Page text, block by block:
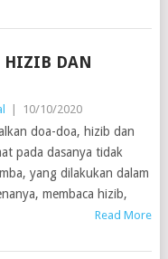
HIZIB DAN
| 10/10/2020
doa-doa, hizib dan
pada dasanya tidak
yang dilakukan dalam
membaca hizib,
Read More